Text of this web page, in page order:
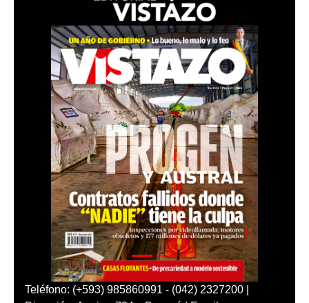
Teléfono: (+593) 985860991 - (042) 2327200 |